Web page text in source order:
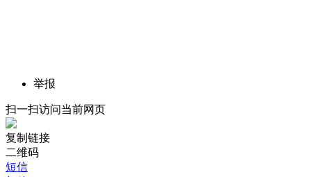
举报
扫一扫访问当前网页
复制链接
二维码
短信